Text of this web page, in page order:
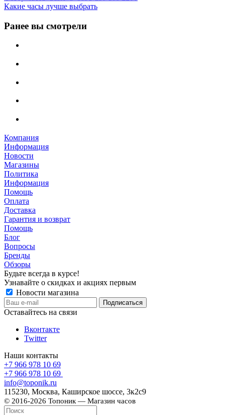
Какие часы лучше выбрать
Ранее вы смотрели
Компания
Информация
Новости
Магазины
Политика
Информация
Помощь
Оплата
Доставка
Гарантия и возврат
Помощь
Блог
Вопросы
Бренды
Обзоры
Будьте всегда в курсе!
Узнавайте о скидках и акциях первым
Новости магазина
Оставайтесь на связи
Вконтакте
Twitter
Наши контакты
+7 966 978 10 69
+7 966 978 10 69
info@toponik.ru
115230, Москва, Каширское шоссе, 3к2с9
© 2016-2026 Топоник — Магазин часов